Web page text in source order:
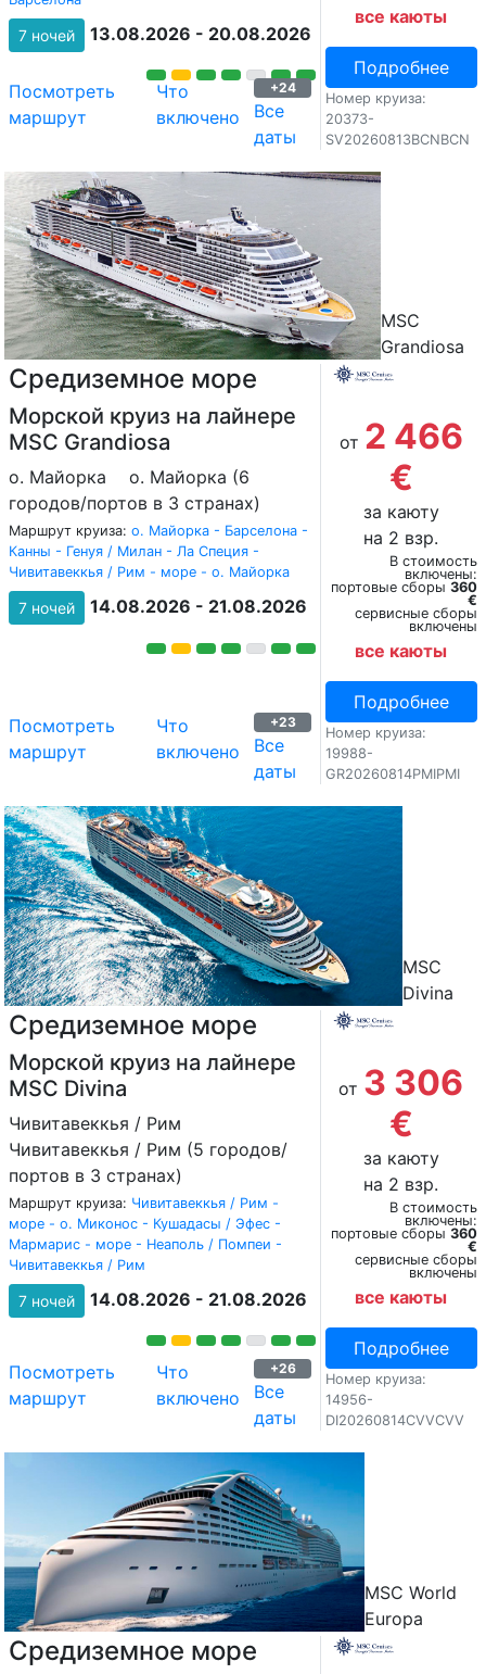
7 ночей 13.08.2026 - 20.08.2026
Посмотреть
маршрут
Что
включено
+24
Все
даты
все каюты
Подробнее
Номер круиза:
20373-
SV20260813BCNBCN
MSC
Grandiosa
Средиземное море
Морской круиз на лайнере
MSC Grandiosa
о. Майорка
о. Майорка (6
городов/портов в 3 странах)
Маршрут круиза: о. Майорка - Барселона -
Канны - Генуя / Милан - Ла Специя -
Чивитавеккья / Рим - море - о. Майорка
7 ночей 14.08.2026 - 21.08.2026
Посмотреть
маршрут
Что
включено
+23
Все
даты
от 2 466
€
за каюту
на 2 взр.
В стоимость
включены:
портовые сборы 360
€
сервисные сборы
включены
все каюты
Подробнее
Номер круиза:
19988-
GR20260814PMIPMI
MSC
Divina
Средиземное море
Морской круиз на лайнере
MSC Divina
Чивитавеккья / Рим
Чивитавеккья / Рим (5 городов/
портов в 3 странах)
Маршрут круиза: Чивитавеккья / Рим -
море - о. Миконос - Кушадасы / Эфес -
Мармарис - море - Неаполь / Помпеи -
Чивитавеккья / Рим
7 ночей 14.08.2026 - 21.08.2026
Посмотреть
маршрут
Что
включено
+26
Все
даты
от 3 306
€
за каюту
на 2 взр.
В стоимость
включены:
портовые сборы 360
€
сервисные сборы
включены
все каюты
Подробнее
Номер круиза:
14956-
DI20260814CVVCVV
MSC World
Europa
Средиземное море